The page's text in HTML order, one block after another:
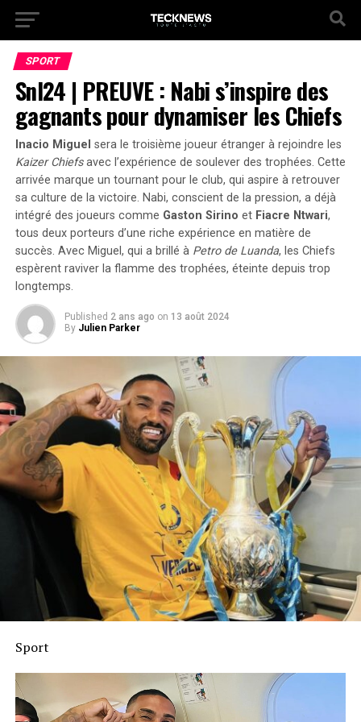
SPORT
Snl24 | PREUVE : Nabi s’inspire des
gagnants pour dynamiser les Chiefs
Inacio Miguel sera le troisième joueur étranger à rejoindre les
Kaizer Chiefsavec l’expérience de soulever des trophées. Cette
arrivée marque un tournant pour le club, qui aspire à retrouver
sa culture de la victoire. Nabi, conscient de la pression, a déjà
intégré des joueurs comme Gaston Sirino et Fiacre Ntwari,
tous deux porteurs d’une riche expérience en matière de
succès. Avec Miguel, qui a brillé à Petro de Luanda, les Chiefs
espèrent raviver la flamme des trophées, éteinte depuis trop
longtemps.
Published 2 ans ago on 13 août 2024
By Julien Parker
Sport